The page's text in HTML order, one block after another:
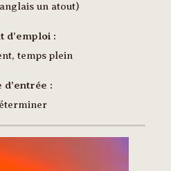
un atout)
d’emploi :
temps plein
d’entrée :